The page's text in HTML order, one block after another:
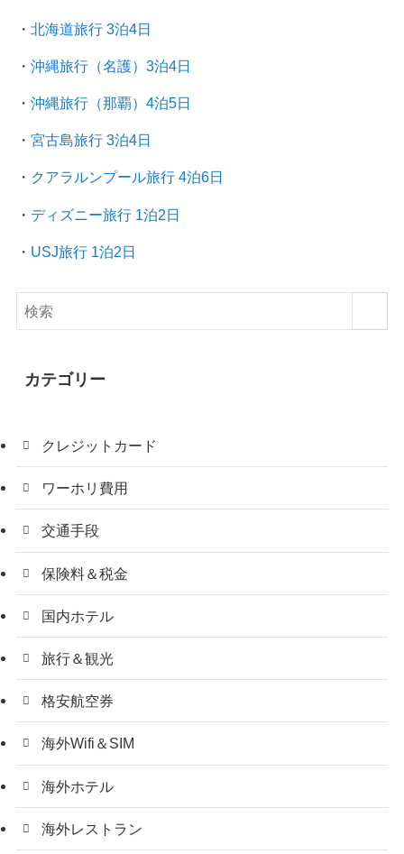
・ 北海道旅行 3泊4日
・ 沖縄旅行（名護）3泊4日
・ 沖縄旅行（那覇）4泊5日
・ 宮古島旅行 3泊4日
・ クアラルンプール旅行 4泊6日
・ ディズニー旅行 1泊2日
・ USJ旅行 1泊2日
カテゴリー
クレジットカード
ワーホリ費用
交通手段
保険料＆税金
国内ホテル
旅行＆観光
格安航空券
海外Wifi＆SIM
海外ホテル
海外レストラン